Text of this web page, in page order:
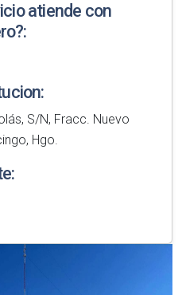
atiende con
S/N, Fracc. Nuevo
Hgo.